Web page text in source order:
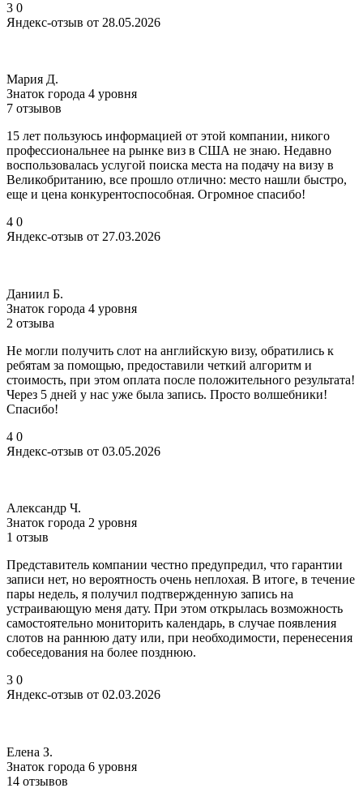
3 0
Яндекс-отзыв от 28.05.2026
Мария Д.
Знаток города 4 уровня
7 отзывов
15 лет пользуюсь информацией от этой компании, никого
профессиональнее на рынке виз в США не знаю. Недавно
воспользовалась услугой поиска места на подачу на визу в
Великобританию, все прошло отлично: место нашли быстро,
еще и цена конкурентоспособная. Огромное спасибо!
4 0
Яндекс-отзыв от 27.03.2026
Даниил Б.
Знаток города 4 уровня
2 отзыва
Не могли получить слот на английскую визу, обратились к
ребятам за помощью, предоставили четкий алгоритм и
стоимость, при этом оплата после положительного результата!
Через 5 дней у нас уже была запись. Просто волшебники!
Спасибо!
4 0
Яндекс-отзыв от 03.05.2026
Александр Ч.
Знаток города 2 уровня
1 отзыв
Представитель компании честно предупредил, что гарантии
записи нет, но вероятность очень неплохая. В итоге, в течение
пары недель, я получил подтвержденную запись на
устраивающую меня дату. При этом открылась возможность
самостоятельно мониторить календарь, в случае появления
слотов на раннюю дату или, при необходимости, перенесения
собеседования на более позднюю.
3 0
Яндекс-отзыв от 02.03.2026
Елена З.
Знаток города 6 уровня
14 отзывов